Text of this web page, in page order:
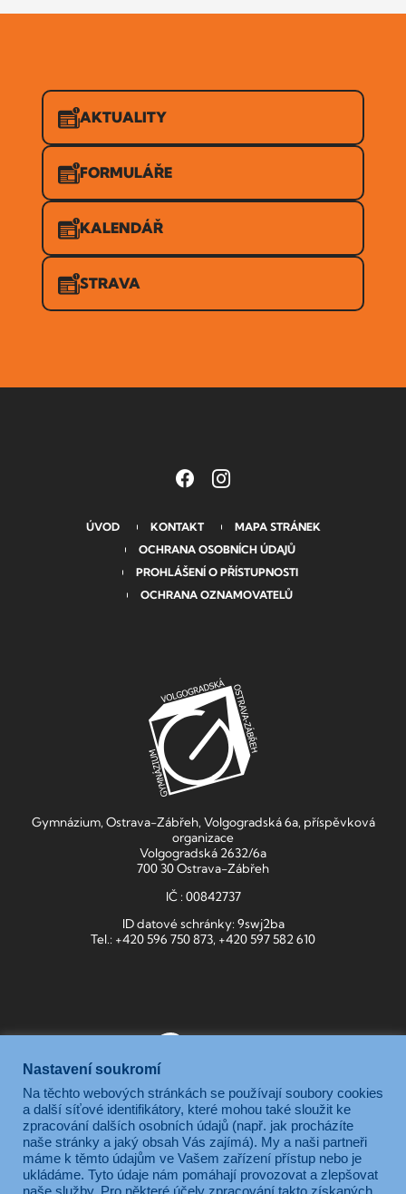
AKTUALITY
FORMULÁŘE
KALENDÁŘ
STRAVA
ÚVOD KONTAKT
MAPA STRÁNEK
OCHRANA OSOBNÍCH ÚDAJŮ
PROHLÁŠENÍ O PŘÍSTUPNOSTI
OCHRANA OZNAMOVATELŮ
Gymnázium, Ostrava-Zábřeh, Volgogradská 6a, příspěvková
organizace
Volgogradská 2632/6a
700 30 Ostrava-Zábřeh
IČ : 00842737
ID datové schránky: 9swj2ba
Tel.: +420 596 750 873, +420 597 582 610
Gymnázium, Ostrava-Zábřeh, Volgogradská 6a, je příspěvkovou
organizací zřizovanou Moravskoslezským krajem.
Nastavení soukromí
Na těchto webových stránkách se používají soubory cookies
a další síťové identifikátory, které mohou také sloužit ke
zpracování dalších osobních údajů (např. jak procházíte
naše stránky a jaký obsah Vás zajímá). My a naši partneři
máme k těmto údajům ve Vašem zařízení přístup nebo je
ukládáme. Tyto údaje nám pomáhají provozovat a zlepšovat